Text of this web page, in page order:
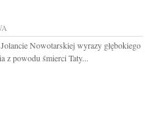
Nowotarskiej wyrazy głębokiego
z powodu śmierci Taty...